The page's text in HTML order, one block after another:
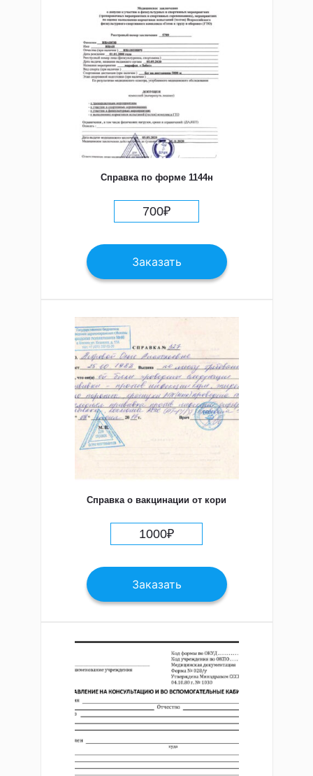
Справка по форме 1144н
700₽
Заказать
Справка о вакцинации от кори
1000₽
Заказать